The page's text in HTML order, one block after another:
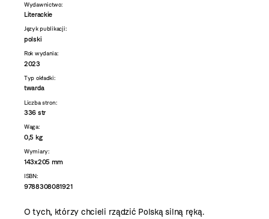
Wydawnictwo:
Literackie
Język publikacji:
polski
Rok wydania:
2023
Typ okładki:
twarda
Liczba stron:
336 str
Waga:
0,5 kg
Wymiary:
143x205 mm
ISBN:
9788308081921
O tych, którzy chcieli rządzić Polską silną ręką.